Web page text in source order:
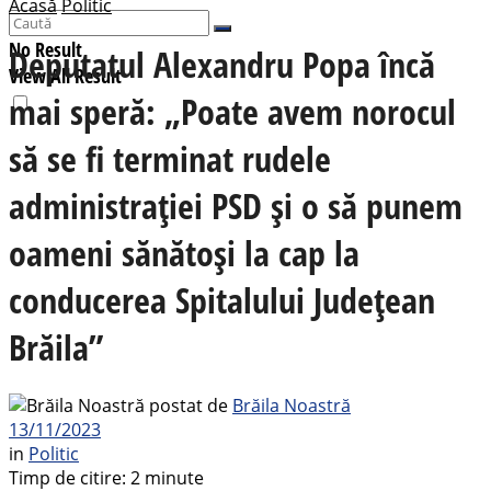
No Result
View All Result
AcasăPolitic
Deputatul Alexandru Popa încă
mai speră: „Poate avem norocul
să se fi terminat rudele
administrației PSD și o să punem
oameni sănătoși la cap la
conducerea Spitalului Județean
Brăila”
postat de Brăila Noastră
13/11/2023
in Politic
Timp de citire: 2 minute